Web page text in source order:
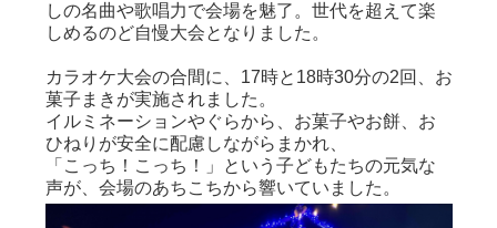
しの名曲や歌唱力で会場を魅了。世代を超えて楽
しめるのど自慢大会となりました。
カラオケ大会の合間に、17時と18時30分の2回、お
菓子まきが実施されました。
イルミネーションやぐらから、お菓子やお餅、お
ひねりが安全に配慮しながらまかれ、
「こっち！こっち！」という子どもたちの元気な
声が、会場のあちこちから響いていました。